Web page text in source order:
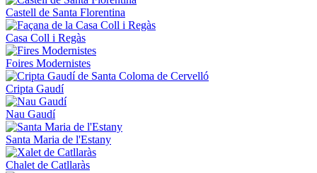
Castell de Santa Florentina
Casa Coll i Regàs
Foires Modernistes
Cripta Gaudí
Nau Gaudí
Santa Maria de l'Estany
Chalet de Catllaràs